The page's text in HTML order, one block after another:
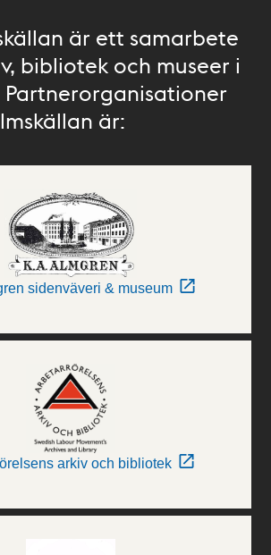
är ett samarbete
bibliotek och museer i
Partnerorganisationer
är:
sidenväveri & museum
arkiv och bibliotek